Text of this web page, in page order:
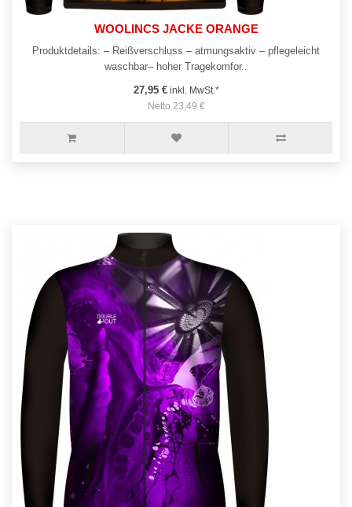
WOOLINCS JACKE ORANGE
Produktdetails: – Reißverschluss – atmungsaktiv – pflegeleicht
waschbar– hoher Tragekomfor..
27,95 €inkl. MwSt.*
Netto 23,49 €